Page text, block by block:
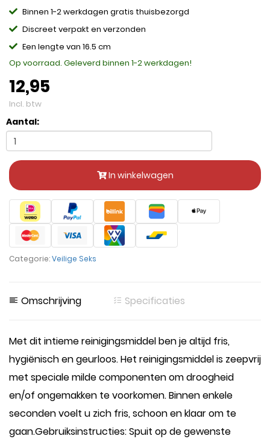
Binnen 1-2 werkdagen gratis thuisbezorgd
Discreet verpakt en verzonden
Een lengte van 16.5 cm
Op voorraad. Geleverd binnen 1-2 werkdagen!
12,95
Incl. btw
Aantal:
In winkelwagen
Categorie:Veilige Seks
Omschrijving Specificaties
Met dit intieme reinigingsmiddel ben je altijd fris,
hygiënisch en geurloos. Het reinigingsmiddel is zeepvrij
met speciale milde componenten om droogheid
en/of ongemakken te voorkomen. Binnen enkele
seconden voelt u zich fris, schoon en klaar om te
gaan.Gebruiksinstructies: Spuit op de gewenste